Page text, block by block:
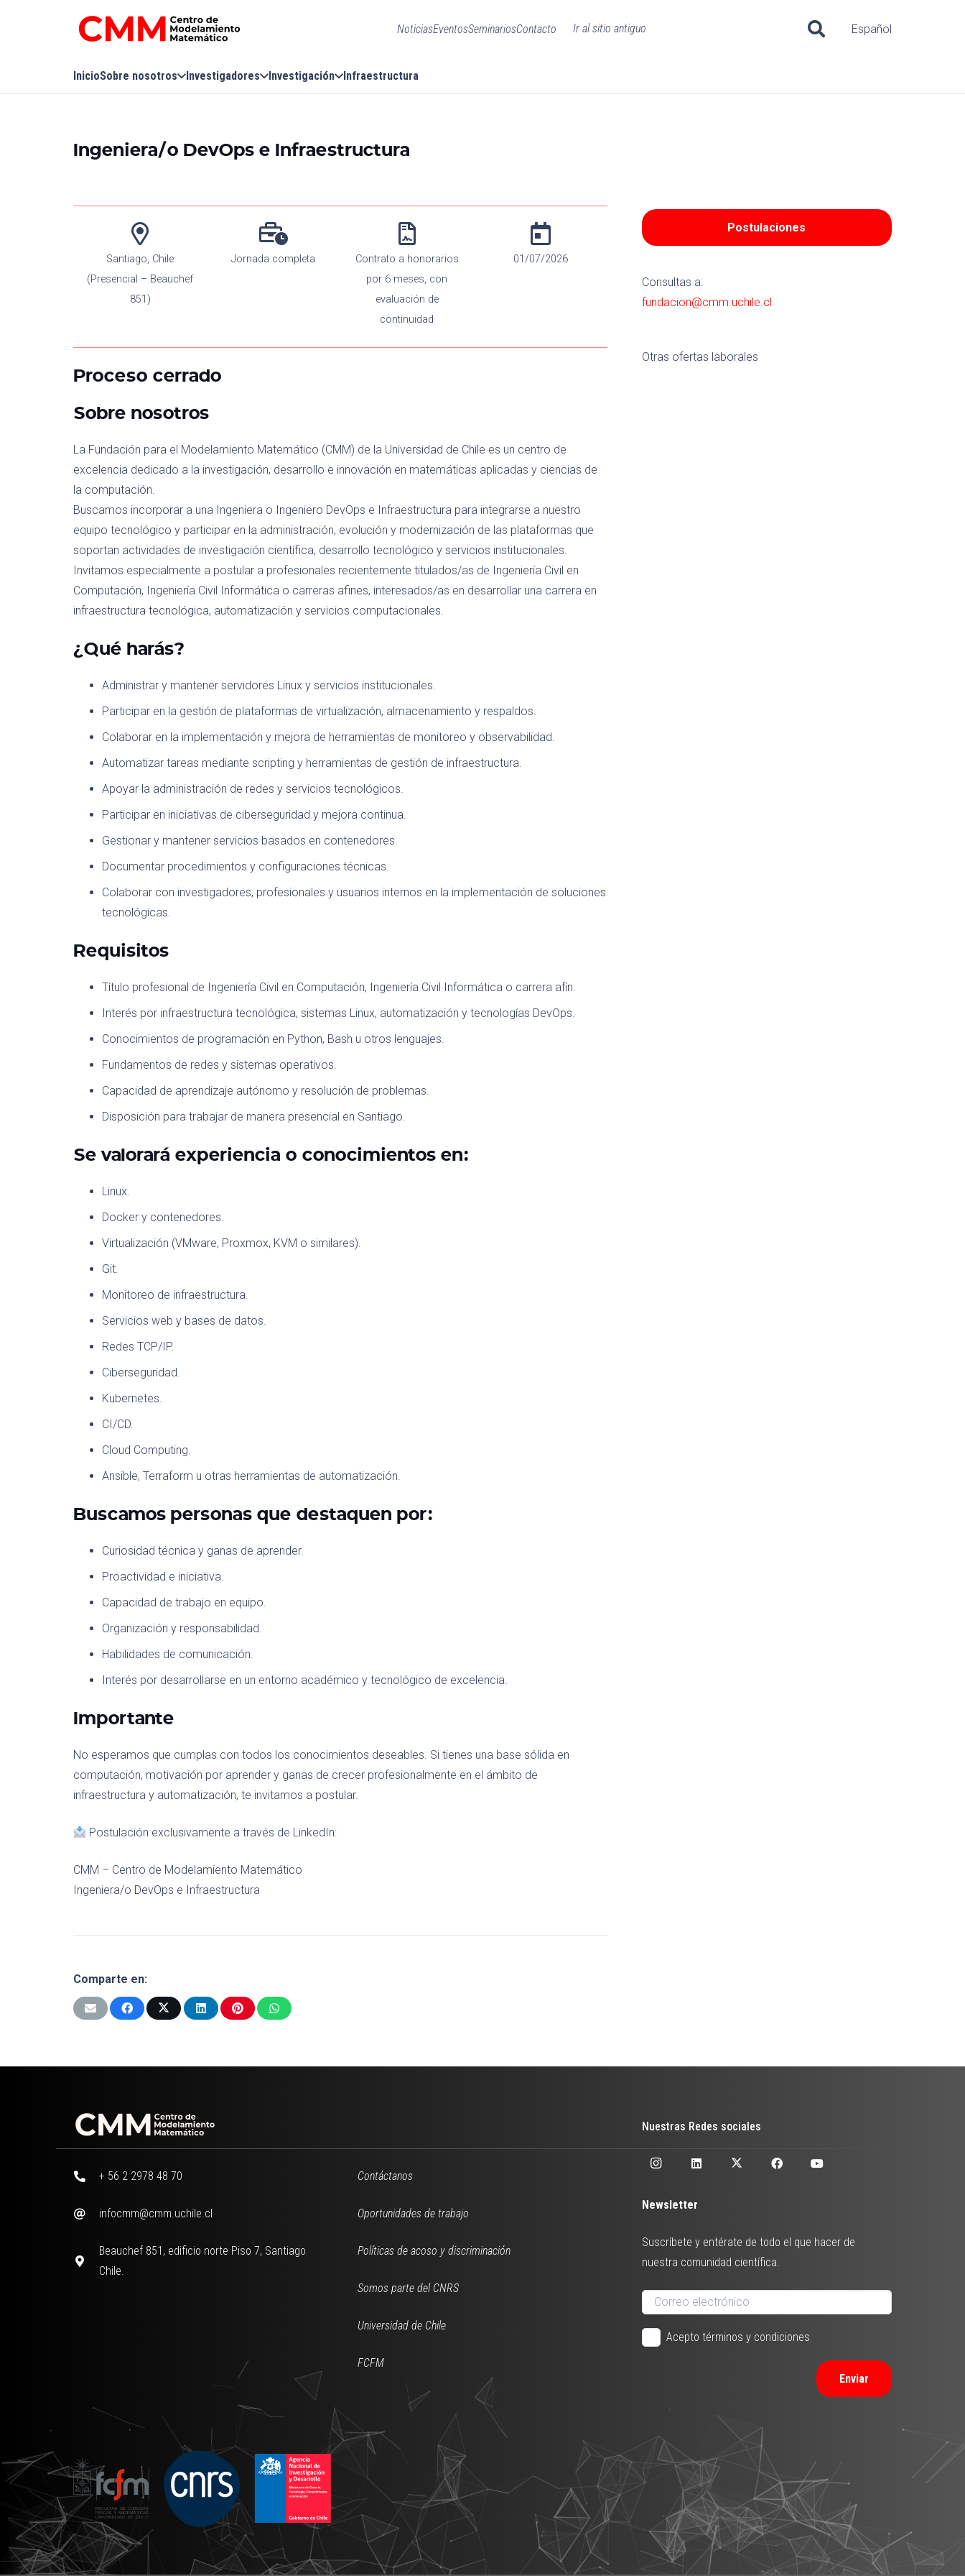
NoticiasEventosSeminariosContacto Ir al sitio antiguo Español
InicioSobre nosotros Investigadores Investigación Infraestructura
Ingeniera/o DevOps e Infraestructura
Santiago, Chile
(Presencial – Beauchef
851)
Jornada completa
Contrato a honorarios
por 6 meses, con
evaluación de
continuidad
01/07/2026
Proceso cerrado
Sobre nosotros
La Fundación para el Modelamiento Matemático (CMM) de la Universidad de Chile es un centro de
excelencia dedicado a la investigación, desarrollo e innovación en matemáticas aplicadas y ciencias de
la computación.
Buscamos incorporar a una Ingeniera o Ingeniero DevOps e Infraestructura para integrarse a nuestro
equipo tecnológico y participar en la administración, evolución y modernización de las plataformas que
soportan actividades de investigación científica, desarrollo tecnológico y servicios institucionales.
Invitamos especialmente a postular a profesionales recientemente titulados/as de Ingeniería Civil en
Computación, Ingeniería Civil Informática o carreras afines, interesados/as en desarrollar una carrera en
infraestructura tecnológica, automatización y servicios computacionales.
¿Qué harás?
Administrar y mantener servidores Linux y servicios institucionales.
Participar en la gestión de plataformas de virtualización, almacenamiento y respaldos.
Colaborar en la implementación y mejora de herramientas de monitoreo y observabilidad.
Automatizar tareas mediante scripting y herramientas de gestión de infraestructura.
Apoyar la administración de redes y servicios tecnológicos.
Participar en iniciativas de ciberseguridad y mejora continua.
Gestionar y mantener servicios basados en contenedores.
Documentar procedimientos y configuraciones técnicas.
Colaborar con investigadores, profesionales y usuarios internos en la implementación de soluciones
tecnológicas.
Requisitos
Título profesional de Ingeniería Civil en Computación, Ingeniería Civil Informática o carrera afín.
Interés por infraestructura tecnológica, sistemas Linux, automatización y tecnologías DevOps.
Conocimientos de programación en Python, Bash u otros lenguajes.
Fundamentos de redes y sistemas operativos.
Capacidad de aprendizaje autónomo y resolución de problemas.
Disposición para trabajar de manera presencial en Santiago.
Se valorará experiencia o conocimientos en:
Linux.
Docker y contenedores.
Virtualización (VMware, Proxmox, KVM o similares).
Git.
Monitoreo de infraestructura.
Servicios web y bases de datos.
Redes TCP/IP.
Ciberseguridad.
Kubernetes.
CI/CD.
Cloud Computing.
Ansible, Terraform u otras herramientas de automatización.
Buscamos personas que destaquen por:
Curiosidad técnica y ganas de aprender.
Proactividad e iniciativa.
Capacidad de trabajo en equipo.
Organización y responsabilidad.
Habilidades de comunicación.
Interés por desarrollarse en un entorno académico y tecnológico de excelencia.
Importante
No esperamos que cumplas con todos los conocimientos deseables. Si tienes una base sólida en
computación, motivación por aprender y ganas de crecer profesionalmente en el ámbito de
infraestructura y automatización, te invitamos a postular.
Postulación exclusivamente a través de LinkedIn:
CMM – Centro de Modelamiento Matemático
Ingeniera/o DevOps e Infraestructura
Comparte en:
Postulaciones
Consultas a:
fundacion@cmm.uchile.cl
Otras ofertas laborales
Nuestras Redes sociales
+ 56 2 2978 48 70
infocmm@cmm.uchile.cl
Beauchef 851, edificio norte Piso 7, Santiago
Chile.
Contáctanos
Oportunidades de trabajo
Políticas de acoso y discriminación
Somos parte del CNRS
Universidad de Chile
FCFM
Newsletter
Suscríbete y entérate de todo el que hacer de
nuestra comunidad científica.
Acepto términos y condiciones
Enviar